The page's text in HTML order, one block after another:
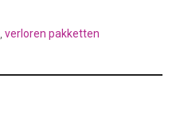
,verloren pakketten